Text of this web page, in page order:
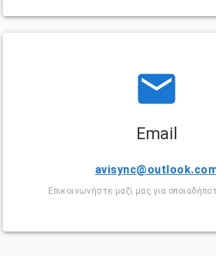
email
Email
Επικοινωνήστε μαζί μας για